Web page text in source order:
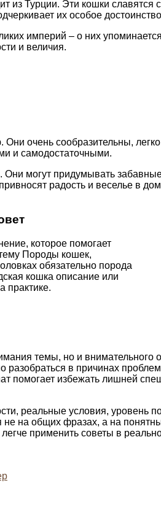
из Турции. Эти кошки
их особое
империй – о них
и величия.
очень сообразительны,
и самодостаточными.
могут придумывать
радость и веселье в
которое помогает
Породы кошек,
обязательно порода
кошка описание или
практике.
темы, но и
в причинах
помогает избежать лишней
реальные условия, уровень
на общих фразах, а на
применить советы в